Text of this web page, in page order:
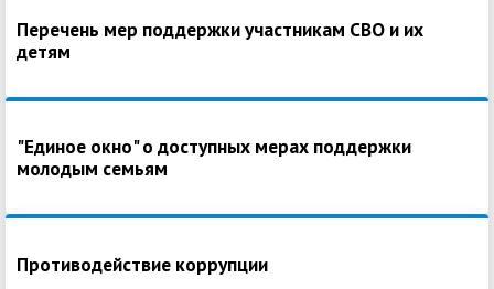
Перечень мер поддержки участникам СВО и их
детям
"Единое окно" о доступных мерах поддержки
молодым семьям
Противодействие коррупции